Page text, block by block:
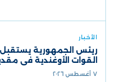
الأخبار
ريئس الجمهورية يستقبل
القوات الأوغندية في
٧ أغسطس ٢٠٢٦